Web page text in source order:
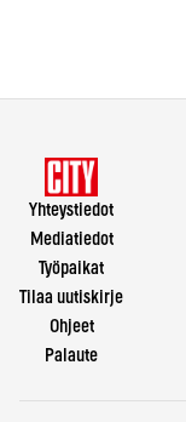
Yhteystiedot
Mediatiedot
Työpaikat
Tilaa uutiskirje
Ohjeet
Palaute